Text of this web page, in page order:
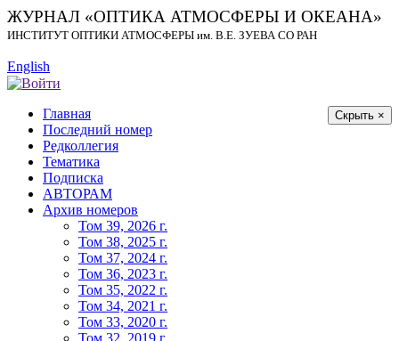
ЖУРНАЛ «ОПТИКА АТМОСФЕРЫ И ОКЕАНА»
ИНСТИТУТ ОПТИКИ АТМОСФЕРЫ им. В.Е. ЗУЕВА СО РАН
English
Скрыть ×
Главная
Последний номер
Редколлегия
Тематика
Подписка
АВТОРАМ
Архив номеров
Том 39, 2026 г.
Том 38, 2025 г.
Том 37, 2024 г.
Том 36, 2023 г.
Том 35, 2022 г.
Том 34, 2021 г.
Том 33, 2020 г.
Том 32, 2019 г.